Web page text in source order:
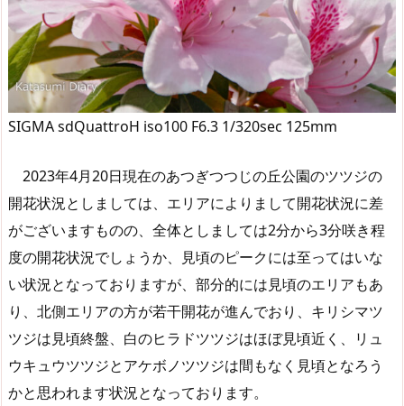
SIGMA sdQuattroH iso100 F6.3 1/320sec 125mm
2023年4月20日現在のあつぎつつじの丘公園のツツジの
開花状況としましては、エリアによりまして開花状況に差
がございますものの、全体としましては2分から3分咲き程
度の開花状況でしょうか、見頃のピークには至ってはいな
い状況となっておりますが、部分的には見頃のエリアもあ
り、北側エリアの方が若干開花が進んでおり、キリシマツ
ツジは見頃終盤、白のヒラドツツジはほぼ見頃近く、リュ
ウキュウツツジとアケボノツツジは間もなく見頃となろう
かと思われます状況となっております。